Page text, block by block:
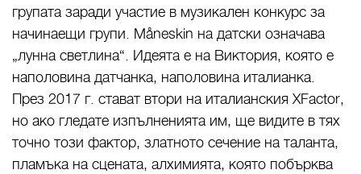
групата заради участие в музикален конкурс за
начинаещи групи. Måneskin на датски означава
„лунна светлина“. Идеята е на Виктория, която е
наполовина датчанка, наполовина италианка.
През 2017 г. стават втори на италианския XFactor,
но ако гледате изпълненията им, ще видите в тях
точно този фактор, златното сечение на таланта,
пламъка на сцената, алхимията, която побърква